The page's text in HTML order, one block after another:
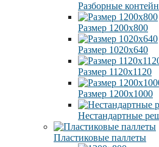
Разборные
Размер 1200х800
Размер 1020х640
Размер 1120х1120
Размер 1200х1000
Нестандартные
Пластиковые паллеты